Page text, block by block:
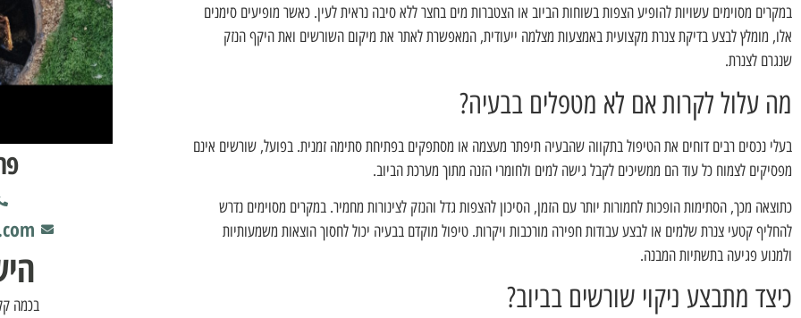
במקרים מסוימים עשויות להופיע הצפות בשוחות הביוב או הצטברות מים בחצר ללא סיבה נראית לעין. כאשר מופיעים סימנים
אלו, מומלץ לבצע בדיקת צנרת מקצועית באמצעות מצלמה ייעודית, המאפשרת לאתר את מיקום השורשים ואת היקף הנזק
שנגרם לצנרת.
מה עלול לקרות אם לא מטפלים בבעיה?
בעלי נכסים רבים דוחים את הטיפול בתקווה שהבעיה תיפתר מעצמה או מסתפקים בפתיחת סתימה זמנית. בפועל, שורשים אינם
מפסיקים לצמוח כל עוד הם ממשיכים לקבל גישה למים ולחומרי הזנה מתוך מערכת הביוב.
כתוצאה מכך, הסתימות הופכות לחמורות יותר עם הזמן, הסיכון להצפות גדל והנזק לצינורות מחמיר. במקרים מסוימים נדרש
להחליף קטעי צנרת שלמים או לבצע עבודות חפירה מורכבות ויקרות. טיפול מוקדם בבעיה יכול לחסוך הוצאות משמעותיות
ולמנוע פגיעה בתשתיות המבנה.
כיצד מתבצע ניקוי שורשים בביוב?
בכמה